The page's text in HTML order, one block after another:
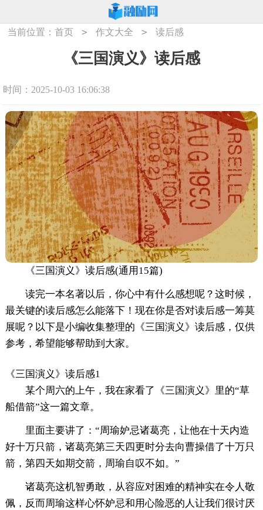
当前位置：首页 > 作文大全 > 读后感
《三国演义》读后感
时间：2025-10-03 16:06:38
《三国演义》读后感(通用15篇)
读完一本名著以后，你心中有什么感想呢？这时候，
最关键的读后感怎么能落下！现在你是否对读后感一筹莫
展呢？以下是小编收集整理的《三国演义》读后感，仅供
参考，希望能够帮助到大家。
《三国演义》读后感1
某个周六的上午，我在家看了《三国演义》里的“草
船借箭”这一篇文章。
里面主要讲了：“周瑜妒忌诸葛亮，让他在十天内造
好十万只箭，诸葛亮第三天四更时分去向曹操借了十万只
箭，第四天如期交箭，周瑜自叹不如。”
诸葛亮这机智勇敢，从容应对困难的精神实在令人敬
佩，反而周瑜这样心怀妒忌和用心险恶的人让我们很讨厌